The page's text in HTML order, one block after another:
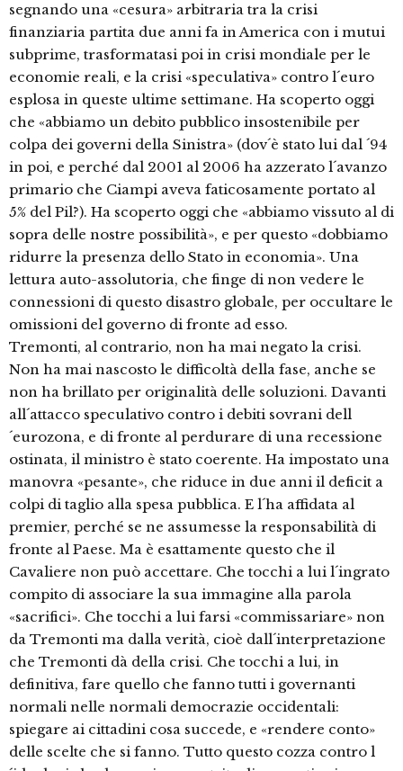
segnando una «cesura» arbitraria tra la crisi
finanziaria partita due anni fa in America con i mutui
subprime, trasformatasi poi in crisi mondiale per le
economie reali, e la crisi «speculativa» contro l´euro
esplosa in queste ultime settimane. Ha scoperto oggi
che «abbiamo un debito pubblico insostenibile per
colpa dei governi della Sinistra» (dov´è stato lui dal ´94
in poi, e perché dal 2001 al 2006 ha azzerato l´avanzo
primario che Ciampi aveva faticosamente portato al
5% del Pil?). Ha scoperto oggi che «abbiamo vissuto al di
sopra delle nostre possibilità», e per questo «dobbiamo
ridurre la presenza dello Stato in economia». Una
lettura auto-assolutoria, che finge di non vedere le
connessioni di questo disastro globale, per occultare le
omissioni del governo di fronte ad esso.
Tremonti, al contrario, non ha mai negato la crisi.
Non ha mai nascosto le difficoltà della fase, anche se
non ha brillato per originalità delle soluzioni. Davanti
all´attacco speculativo contro i debiti sovrani dell
´eurozona, e di fronte al perdurare di una recessione
ostinata, il ministro è stato coerente. Ha impostato una
manovra «pesante», che riduce in due anni il deficit a
colpi di taglio alla spesa pubblica. E l´ha affidata al
premier, perché se ne assumesse la responsabilità di
fronte al Paese. Ma è esattamente questo che il
Cavaliere non può accettare. Che tocchi a lui l´ingrato
compito di associare la sua immagine alla parola
«sacrifici». Che tocchi a lui farsi «commissariare» non
da Tremonti ma dalla verità, cioè dall´interpretazione
che Tremonti dà della crisi. Che tocchi a lui, in
definitiva, fare quello che fanno tutti i governanti
normali nelle normali democrazie occidentali:
spiegare ai cittadini cosa succede, e «rendere conto»
delle scelte che si fanno. Tutto questo cozza contro l